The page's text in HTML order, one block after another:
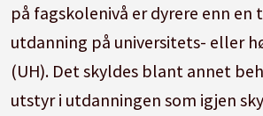
på fagskolenivå er dyrere enn en
utdanning på universitets- eller
(UH). Det skyldes blant annet
utstyr i utdanningen som igjen